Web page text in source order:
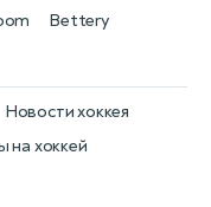
Bettery
Новости хоккея
на хоккей